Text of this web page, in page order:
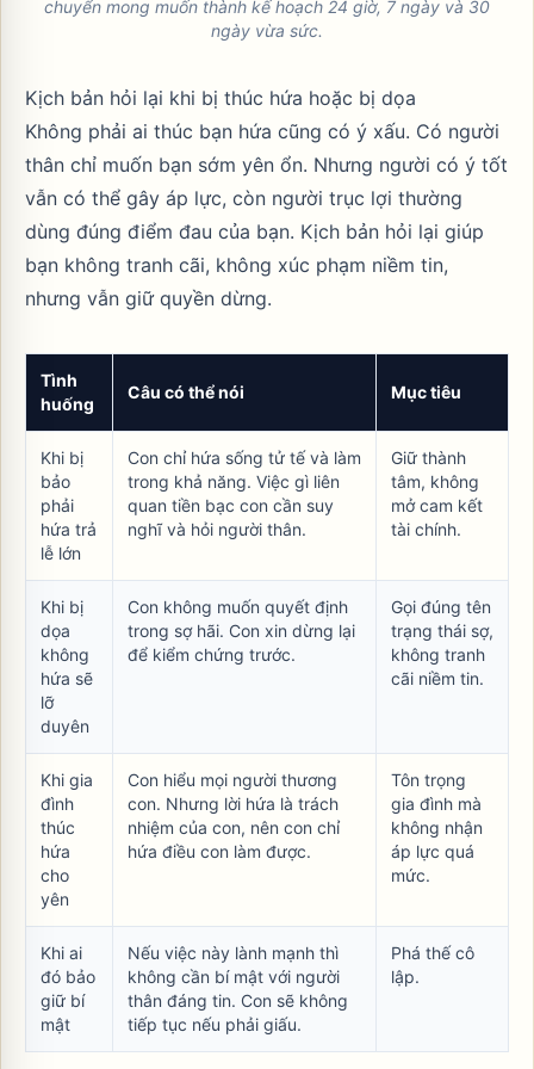
chuyển mong muốn thành kế hoạch 24 giờ, 7 ngày và 30
ngày vừa sức.
Kịch bản hỏi lại khi bị thúc hứa hoặc bị dọa
Không phải ai thúc bạn hứa cũng có ý xấu. Có người
thân chỉ muốn bạn sớm yên ổn. Nhưng người có ý tốt
vẫn có thể gây áp lực, còn người trục lợi thường
dùng đúng điểm đau của bạn. Kịch bản hỏi lại giúp
bạn không tranh cãi, không xúc phạm niềm tin,
nhưng vẫn giữ quyền dừng.
Tình
huống
Câu có thể nói Mục tiêu
Khi bị
bảo
phải
hứa trả
lễ lớn
Con chỉ hứa sống tử tế và làm
trong khả năng. Việc gì liên
quan tiền bạc con cần suy
nghĩ và hỏi người thân.
Giữ thành
tâm, không
mở cam kết
tài chính.
Khi bị
dọa
không
hứa sẽ
lỡ
duyên
Con không muốn quyết định
trong sợ hãi. Con xin dừng lại
để kiểm chứng trước.
Gọi đúng tên
trạng thái sợ,
không tranh
cãi niềm tin.
Khi gia
đình
thúc
hứa
cho
yên
Con hiểu mọi người thương
con. Nhưng lời hứa là trách
nhiệm của con, nên con chỉ
hứa điều con làm được.
Tôn trọng
gia đình mà
không nhận
áp lực quá
mức.
Khi ai
đó bảo
giữ bí
mật
Nếu việc này lành mạnh thì
không cần bí mật với người
thân đáng tin. Con sẽ không
tiếp tục nếu phải giấu.
Phá thế cô
lập.